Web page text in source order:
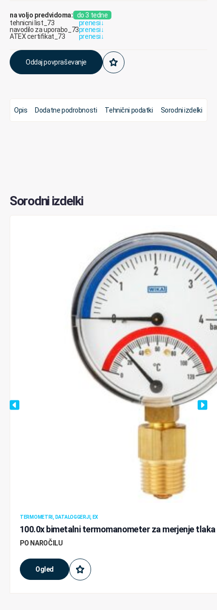
na voljo predvidoma: do 3 tedne
tehnicni list_73
prenesi↓
navodilo za uporabo_73prenesi↓
ATEX certifikat_73
prenesi↓
Oddaj povpraševanje
Opis Dodatne podrobnosti Tehnični podatki Sorodni izdelki
Sorodni izdelki
TERMOMETRI, DATALOGGERJI, EX
100.0x bimetalni termomanometer za merjenje
Ogled
PO NAROČILU